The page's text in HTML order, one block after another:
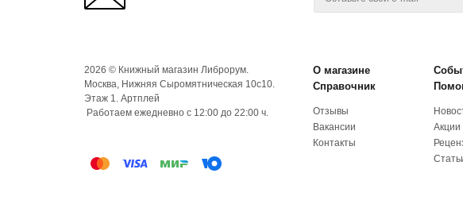
2026 © Книжный магазин Либрорум.
Москва, Нижняя Сыромятническая 10с10.
Этаж 1. Артплей
Работаем ежедневно с 12:00 до 22:00 ч.
О магазине
Справочник
Отзывы
Вакансии
Контакты
Акции